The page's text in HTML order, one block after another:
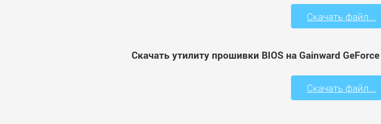
Скачать файл...
Скачать утилиту прошивки BIOS на Gainward
Скачать файл...